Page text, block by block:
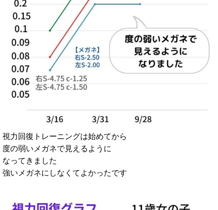
視力回復トレーニングは始めてから
度の弱いメガネで見えるように
なってきました
強いメガネにしなくてよかったです